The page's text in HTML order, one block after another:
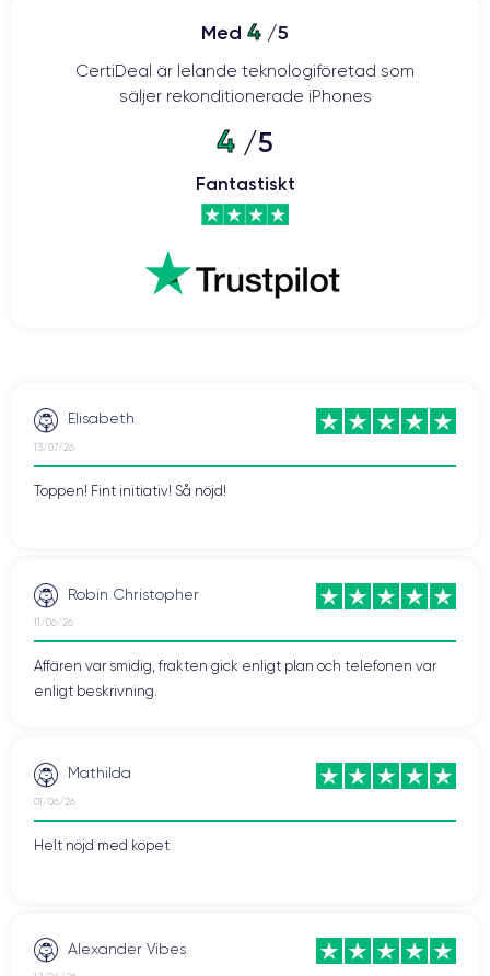
Med 4 /5
CertiDeal är lelande teknologiföretad som
säljer rekonditionerade iPhones
4 /5
Fantastiskt
Elisabeth
13/07/26
Toppen! Fint initiativ! Så nöjd!
Robin Christopher
11/06/26
Affären var smidig, frakten gick enligt plan och telefonen var
enligt beskrivning.
Mathilda
01/06/26
Helt nöjd med köpet
Alexander Vibes